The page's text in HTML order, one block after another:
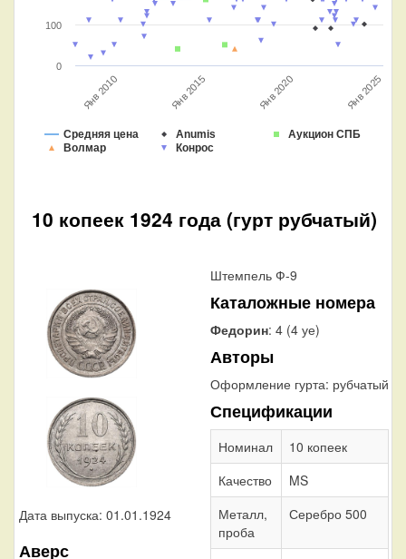
Средняя цена Anumis
Аукцион СПБ
Волмар
Конрос
Янв 2010 Янв 2015 Янв 2020 Янв 2025
0
100
10 копеек 1924 года (гурт рубчатый)
Дата выпуска: 01.01.1924
Аверс
Штемпель Ф-9
Каталожные номера
Федорин: 4 (4 уе)
Авторы
Оформление гурта: рубчатый
Спецификации
Номинал
10 копеек
Качество
MS
Металл,
проба
Серебро 500